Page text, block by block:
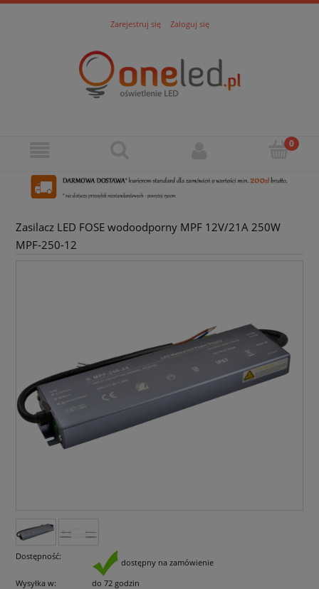
Zarejestruj się Zaloguj się
Zasilacz LED FOSE wodoodporny MPF 12V/21A 250W
MPF-250-12
Dostępność:
dostępny na zamówienie
Wysyłka w:
do 72 godzin